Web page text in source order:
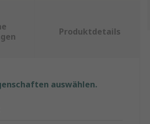
Produktdetails
auswählen.